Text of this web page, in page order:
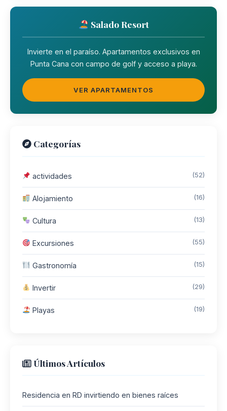
Salado Resort
Invierte en el paraíso. Apartamentos exclusivos en
Punta Cana con campo de golf y acceso a playa.
VER APARTAMENTOS
Categorías
actividades (52)
Alojamiento (16)
Cultura (13)
Excursiones (55)
Gastronomía (15)
Invertir (29)
Playas (19)
Últimos Artículos
Residencia en RD invirtiendo en bienes raíces